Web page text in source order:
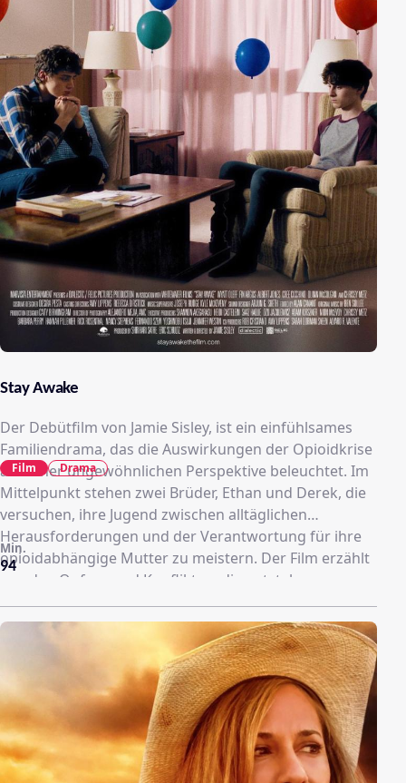
Stay Awake
Der Debütfilm von Jamie Sisley, ist ein einfühlsames
Familiendrama, das die Auswirkungen der Opioidkrise
aus einer ungewöhnlichen Perspektive beleuchtet. Im
Mittelpunkt stehen zwei Brüder, Ethan und Derek, die
versuchen, ihre Jugend zwischen alltäglichen
Herausforderungen und der Verantwortung für ihre
opioidabhängige Mutter zu meistern. Der Film erzählt
von den Opfern und Konflikten, die entstehen, wenn
Angehörige versuchen, einem geliebten Menschen zu
helfen, ohne sich selbst zu verlieren. Mit leisen Tönen
und realistischen Charakteren fängt der Film die
Spannung und die Nähe innerhalb der Familie ein,
ohne in Klischees zu verfallen​
94
Min.
Film Drama